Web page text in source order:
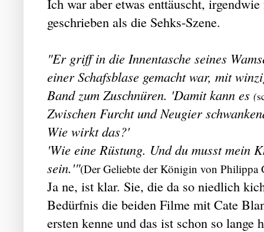
geschrieben als die Sehks-Szene.
"Er griff in die Innentasche seines
einer Schafsblase gemacht war, mit
Band zum Zuschnüren. 'Damit kann es (
Zwischen Furcht und Neugier
Wie wirkt das?'
'Wie eine Rüstung. Und du musst mein
sein.'"(Der Geliebte der Königin von Philippa
Ja ne, ist klar. Sie, die da so niedlich
Bedürfnis die beiden Filme mit Cate
ersten kenne und das ist schon so lange